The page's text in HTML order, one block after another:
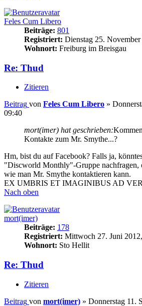
Feles Cum Libero
Beiträge: 801
Registriert: Dienstag 25. November
Wohnort: Freiburg im Breisgau
Re: Thud
Zitieren
Beitrag von Feles Cum Libero »
09:40
mort(imer) hat geschrieben:
Kontakte zum Mr. Smythe...?
Hm, bist du auf Facebook? Falls ja,
"Discworld Monthly"-Gruppe nachfragen,
wie man Mr. Smythe kontaktieren kann.
EX UMBRIS ET IMAGINIBUS AD
Nach oben
mort(imer)
Beiträge: 178
Registriert: Mittwoch 27. Juni
Wohnort: Sto Hellit
Re: Thud
Zitieren
Beitrag von mort(imer) » Donnerstag 11.